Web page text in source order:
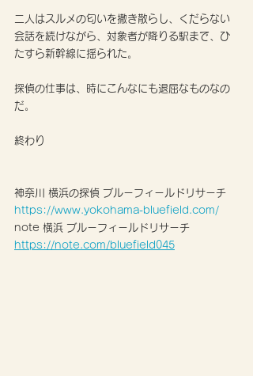
二人はスルメの匂いを撒き散らし、くだらない
会話を続けながら、対象者が降りる駅まで、ひ
たすら新幹線に揺られた。
探偵の仕事は、時にこんなにも退屈なものなの
だ。
終わり
神奈川 横浜の探偵 ブルーフィールドリサーチ
https://www.yokohama-bluefield.com/
note 横浜 ブルーフィールドリサーチ
https://note.com/bluefield045